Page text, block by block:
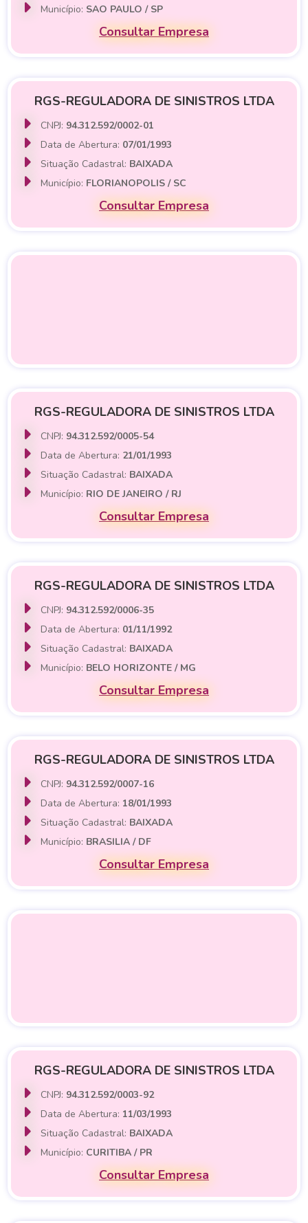
Município: SAO PAULO / SP
Consultar Empresa
RGS-REGULADORA DE SINISTROS LTDA
CNPJ: 94.312.592/0002-01
Data de Abertura: 07/01/1993
Situação Cadastral: BAIXADA
Município: FLORIANOPOLIS / SC
Consultar Empresa
RGS-REGULADORA DE SINISTROS LTDA
CNPJ: 94.312.592/0005-54
Data de Abertura: 21/01/1993
Situação Cadastral: BAIXADA
Município: RIO DE JANEIRO / RJ
Consultar Empresa
RGS-REGULADORA DE SINISTROS LTDA
CNPJ: 94.312.592/0006-35
Data de Abertura: 01/11/1992
Situação Cadastral: BAIXADA
Município: BELO HORIZONTE / MG
Consultar Empresa
RGS-REGULADORA DE SINISTROS LTDA
CNPJ: 94.312.592/0007-16
Data de Abertura: 18/01/1993
Situação Cadastral: BAIXADA
Município: BRASILIA / DF
Consultar Empresa
RGS-REGULADORA DE SINISTROS LTDA
CNPJ: 94.312.592/0003-92
Data de Abertura: 11/03/1993
Situação Cadastral: BAIXADA
Município: CURITIBA / PR
Consultar Empresa